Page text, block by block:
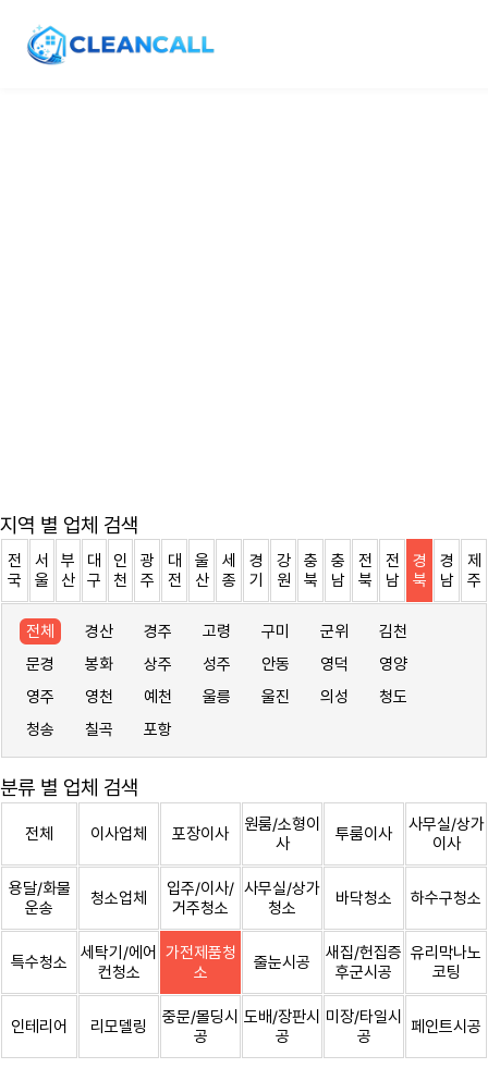
지역 별 업체 검색
전
국
서
울
부
산
대
구
인
천
광
주
대
전
울
산
세
종
경
기
강
원
충
북
충
남
전
북
전
남
경
북
경
남
제
주
전체 경산 경주 고령 구미 군위
김천
문경
봉화 상주 성주 안동 영덕
영양
영주
영천 예천 울릉 울진 의성
청도
청송
칠곡 포항
분류 별 업체 검색
전체 이사업체 포장이사
원룸/소형이
사
투룸이사
사무실/상가
이사
용달/화물
운송
청소업체
입주/이사/
거주청소
사무실/상가
청소
바닥청소 하수구청소
특수청소
세탁기/에어
컨청소
가전제품청
소
줄눈시공
새집/헌집증
후군시공
유리막나노
코팅
인테리어 리모델링
중문/몰딩시
공
도배/장판시
공
미장/타일시
공
페인트시공